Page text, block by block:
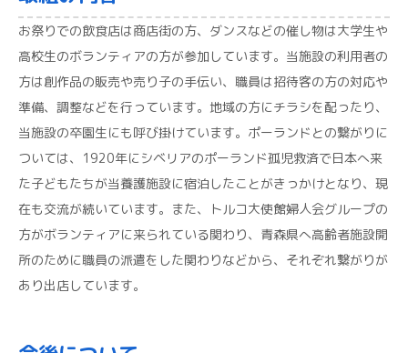
お祭りでの飲食店は商店街の方、ダンスなどの催し物は大学生や
高校生のボランティアの方が参加しています。当施設の利用者の
方は創作品の販売や売り子の手伝い、職員は招待客の方の対応や
準備、調整などを行っています。地域の方にチラシを配ったり、
当施設の卒園生にも呼び掛けています。ポーランドとの繋がりに
ついては、1920年にシベリアのポーランド孤児救済で日本へ来
た子どもたちが当養護施設に宿泊したことがきっかけとなり、現
在も交流が続いています。また、トルコ大使館婦人会グループの
方がボランティアに来られている関わり、青森県へ高齢者施設開
所のために職員の派遣をした関わりなどから、それぞれ繋がりが
あり出店しています。